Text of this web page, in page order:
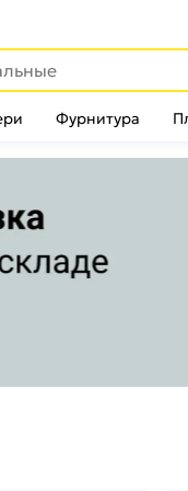
Фурнитура